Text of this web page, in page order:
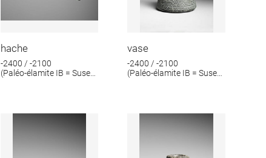
hache
-2400 / -2100
(Paléo-élamite IB = Suse
vase
-2400 / -2100
(Paléo-élamite IB = Suse